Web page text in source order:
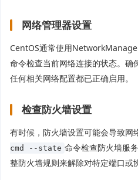
网络管理器设置
CentOS通常使用
命令检查当前网络连接的状态。确
任何相关网络配置都已正确启用。
检查防火墙设置
有时候，防火墙设置可能会导致网
cmd --state 命令检查防火墙服
整防火墙规则来解除对特定端口或